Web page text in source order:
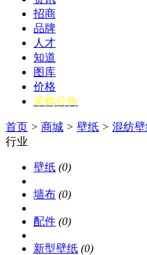
招商
品牌
人才
知道
图库
价格
采购公告
首页 > 商城 > 壁纸 > 混纺
行业
壁纸 (0)
墙布 (0)
配件 (0)
新型壁纸 (0)